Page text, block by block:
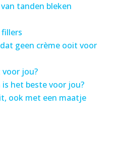
tanden bleken
geen crème ooit voor
jou?
het beste voor jou?
ook met een maatje